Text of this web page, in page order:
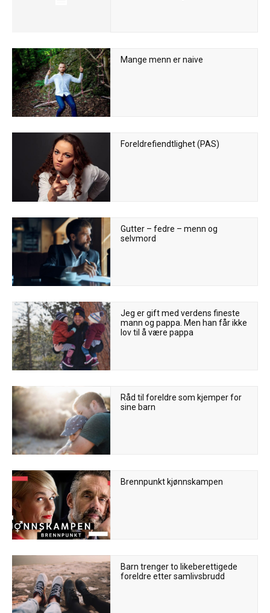
Mange menn er naive
Foreldrefiendtlighet (PAS)
Gutter – fedre – menn og
selvmord
Jeg er gift med verdens fineste
mann og pappa. Men han får ikke
lov til å være pappa
Råd til foreldre som kjemper for
sine barn
Brennpunkt kjønnskampen
Barn trenger to likeberettigede
foreldre etter samlivsbrudd